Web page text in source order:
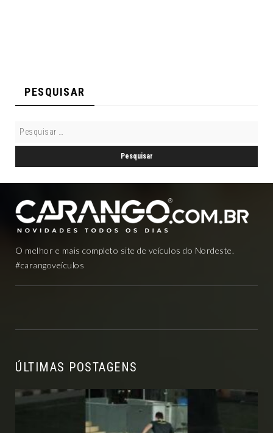
PESQUISAR
O melhor e mais completo site de veículos do Nordeste.
#carangoveículos
ÚLTIMAS POSTAGENS